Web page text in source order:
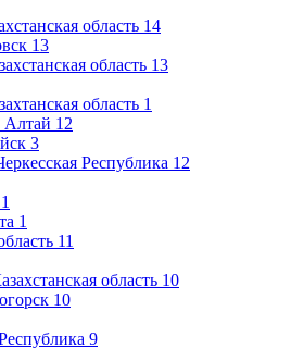
область 14
13
область 13
область 1
Алтай 12
3
Республика 12
1
1
11
область 10
10
9